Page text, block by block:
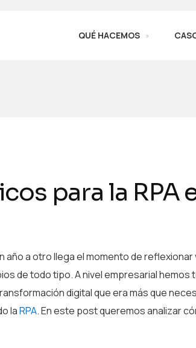
QUÉ HACEMOS
para la RPA
año a otro llega el momento de
de todo tipo. A nivel empresarial
digital que era más que
laRPA. En este post queremos analizar